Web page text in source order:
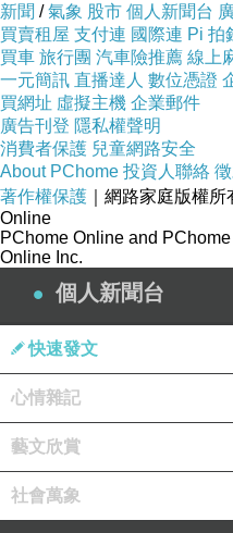
新聞 /氣象 股市 個人新聞台
買賣租屋 支付連 國際連 Pi 拍
買車 旅行團 汽車險推薦 線上
一元簡訊 直播達人 數位憑證
買網址 虛擬主機 企業郵件
廣告刊登 隱私權聲明
消費者保護 兒童網路安全
About PChome 投資人聯絡
著作權保護 ｜網路家庭版權
Online
PChome Online and
Online Inc.
個人新聞台
快速發文
心情雜記
藝文欣賞
社會萬象